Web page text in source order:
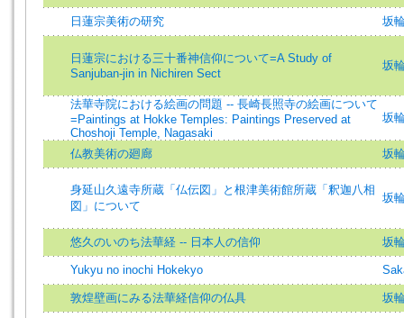
日蓮宗美術の研究 坂
日蓮宗における三十番神信仰について=A Study of
Sanjuban-jin in Nichiren Sect
坂
法華寺院における絵画の問題 -- 長崎長照寺の絵画について
=Paintings at Hokke Temples: Paintings Preserved at
Choshoji Temple, Nagasaki
坂
仏教美術の廻廊 坂
身延山久遠寺所蔵「仏伝図」と根津美術館所蔵「釈迦八相
図」について
坂
悠久のいのち法華経 -- 日本人の信仰 坂
Yukyu no inochi Hokekyo
敦煌壁画にみる法華経信仰の仏具 坂